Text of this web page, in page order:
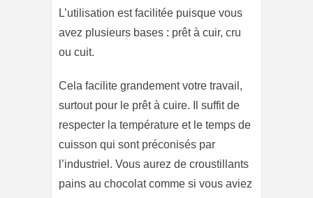
L’utilisation est facilitée puisque vous
avez plusieurs bases : prêt à cuir, cru
ou cuit.
Cela facilite grandement votre travail,
surtout pour le prêt à cuire. Il suffit de
respecter la température et le temps de
cuisson qui sont préconisés par
l’industriel. Vous aurez de croustillants
pains au chocolat comme si vous aviez